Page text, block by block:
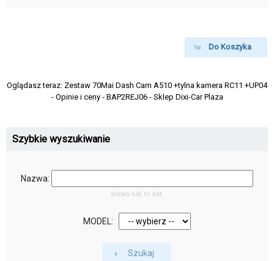
Do Koszyka
Oglądasz teraz: Zestaw 70Mai Dash Cam A510 +tylna kamera RC11 +UP04
- Opinie i ceny - BAP2REJ06 - Sklep Dixi-Car Plaza
Szybkie wyszukiwanie
Nazwa:
słowo lub nr kat.
MODEL:
Szukaj